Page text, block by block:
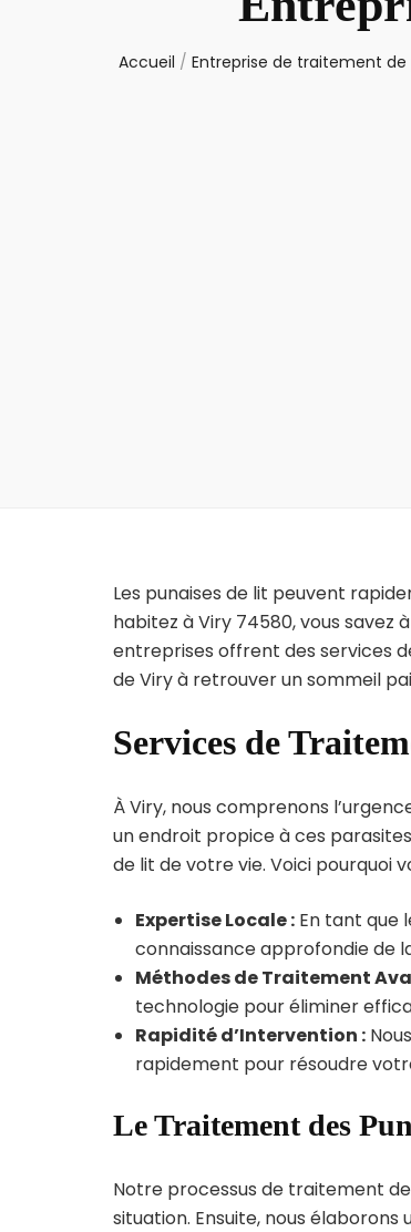
Accueil / Entreprise de traitement
Les punaises de lit peuvent
habitez à Viry 74580, vous
entreprises offrent des services
de Viry à retrouver un sommeil
Services de
À Viry, nous comprenons
un endroit propice à ces
de lit de votre vie. Voici pourquoi
Expertise Locale : En tant que
connaissance approfondie de
Méthodes de Traitement
technologie pour éliminer
Rapidité d’Intervention :
rapidement pour résoudre
Le Traitement des
Notre processus de traitement
situation. Ensuite, nous